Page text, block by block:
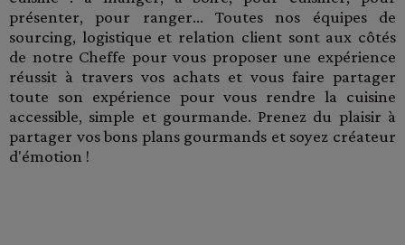
présenter, pour ranger... Toutes nos équipes de
sourcing, logistique et relation client sont aux côtés
de notre Cheffe pour vous proposer une expérience
réussit à travers vos achats et vous faire partager
toute son expérience pour vous rendre la cuisine
accessible, simple et gourmande. Prenez du plaisir à
partager vos bons plans gourmands et soyez créateur
d'émotion !